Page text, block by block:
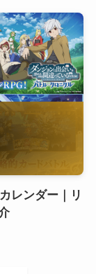
レンダー｜リ